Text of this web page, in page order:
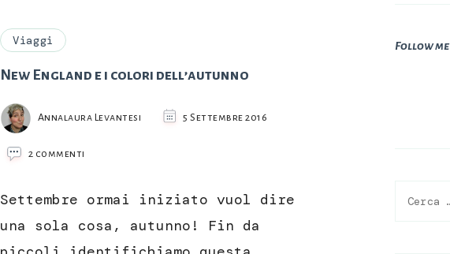
Viaggi
New England e i colori dell’autunno
Annalaura Levantesi 5 Settembre 2016
2 commenti
e
colori
Settembre ormai iniziato vuol dire
una sola cosa, autunno! Fin da
Follow me
Ricerca